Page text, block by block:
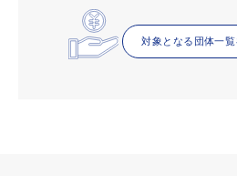
対象となる団体一覧